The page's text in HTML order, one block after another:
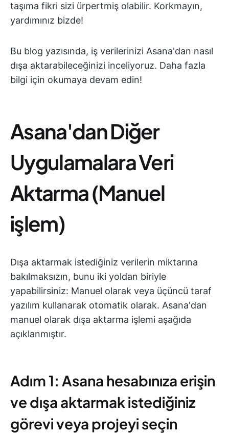
taşıma fikri sizi ürpertmiş olabilir. Korkmayın,
yardımınız bizde!
Bu blog yazısında, iş verilerinizi Asana'dan nasıl
dışa aktarabileceğinizi inceliyoruz. Daha fazla
bilgi için okumaya devam edin!
Asana'dan Diğer
Uygulamalara Veri
Aktarma (Manuel
işlem)
Dışa aktarmak istediğiniz verilerin miktarına
bakılmaksızın, bunu iki yoldan biriyle
yapabilirsiniz: Manuel olarak veya üçüncü taraf
yazılım kullanarak otomatik olarak. Asana'dan
manuel olarak dışa aktarma işlemi aşağıda
açıklanmıştır.
Adım 1: Asana hesabınıza erişin
ve dışa aktarmak istediğiniz
görevi veya projeyi seçin